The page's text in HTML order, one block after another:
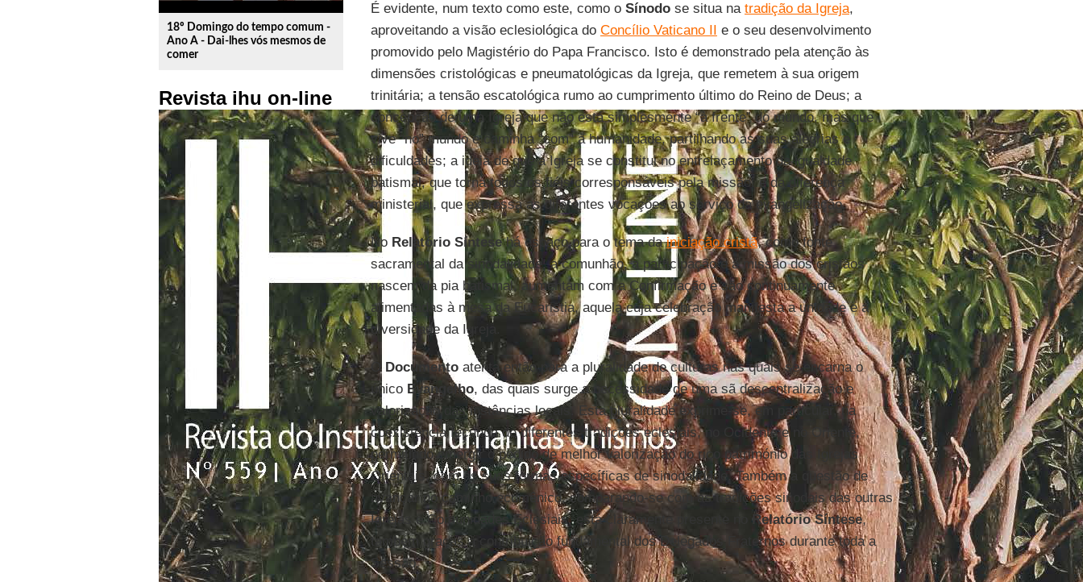
18º Domingo do tempo comum -
Ano A - Dai-lhes vós mesmos de
comer
Revista ihu on-line
É evidente, num texto como este, como o Sínodose situa na tradição da Igreja,
aproveitando a visão eclesiológica do Concílio Vaticano II e o seu desenvolvimento
promovido pelo Magistério do Papa Francisco. Isto é demonstrado pela atenção às
dimensões cristológicas e pneumatológicas da Igreja, que remetem à sua origem
trinitária; a tensão escatológica rumo ao cumprimento último do Reino de Deus; a
concepção de uma Igreja que não está simplesmente “à frente” do mundo, mas que
vive “no” mundo e caminha “com” a humanidade, partilhando as suas alegrias e
dificuldades; a ideia de que a Igreja se constitui no entrelaçamento da igualdade
batismal, que torna todos os fiéis corresponsáveis pela missão, e da diferença
ministerial, que expressa as diferentes vocações ao serviço da evangelização.
No Relatório Síntesehá espaço para o tema dainiciação cristã, como fonte
sacramental da sinodalidade: a comunhão, a participação e a missão dos cristãos
nascem da pia batismal, aumentam com a Confirmação e são continuamente
alimentadas à mesa da Eucaristia, aquela cuja celebração manifesta a unidade e a
diversidade da Igreja.
ODocumentoatenta então para a pluralidade de culturas nas quais se encarna o
único Evangelho, das quais surge a necessidade de uma sã descentralização e
valorização das instâncias locais. Esta pluralidade exprime-se, em particular, na
coexistência fecunda de diferentes tradições eclesiais, no Ocidente e no Oriente,
permitindo emergir o pedido de melhor valorização do rico património das Igrejas
Orientais, com as suas formas específicas de sinodalidade. Também a questão de
avançar no caminho ecumênico, comparando-se com as tradições sinodais das outras
Igrejas e Comunidades Eclesiais, está claramente presente no Relatório Síntese,
também graças à contribuição fundamental dos Delegados Fraternos durante toda a
Sessão.